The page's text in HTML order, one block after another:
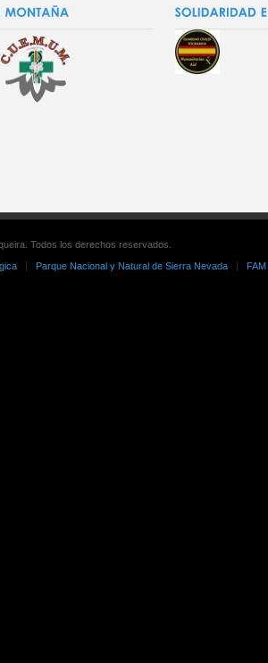
Todos los derechos reservados.
Parque Nacional y Natural de Sierra Nevada FAM